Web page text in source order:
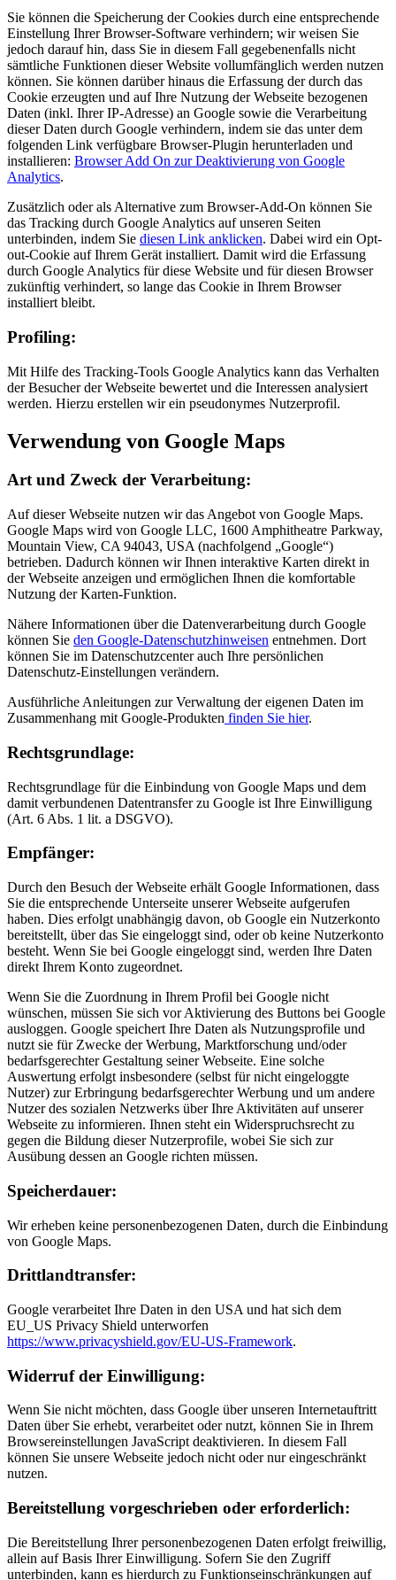
Sie können die Speicherung der Cookies durch eine entsprechende
Einstellung Ihrer Browser-Software verhindern; wir weisen Sie
jedoch darauf hin, dass Sie in diesem Fall gegebenenfalls nicht
sämtliche Funktionen dieser Website vollumfänglich werden nutzen
können. Sie können darüber hinaus die Erfassung der durch das
Cookie erzeugten und auf Ihre Nutzung der Webseite bezogenen
Daten (inkl. Ihrer IP-Adresse) an Google sowie die Verarbeitung
dieser Daten durch Google verhindern, indem sie das unter dem
folgenden Link verfügbare Browser-Plugin herunterladen und
installieren: Browser Add On zur Deaktivierung von Google
Analytics.
Zusätzlich oder als Alternative zum Browser-Add-On können Sie
das Tracking durch Google Analytics auf unseren Seiten
unterbinden, indem Sie diesen Link anklicken. Dabei wird ein Opt-
out-Cookie auf Ihrem Gerät installiert. Damit wird die Erfassung
durch Google Analytics für diese Website und für diesen Browser
zukünftig verhindert, so lange das Cookie in Ihrem Browser
installiert bleibt.
Profiling:
Mit Hilfe des Tracking-Tools Google Analytics kann das Verhalten
der Besucher der Webseite bewertet und die Interessen analysiert
werden. Hierzu erstellen wir ein pseudonymes Nutzerprofil.
Verwendung von Google Maps
Art und Zweck der Verarbeitung:
Auf dieser Webseite nutzen wir das Angebot von Google Maps.
Google Maps wird von Google LLC, 1600 Amphitheatre Parkway,
Mountain View, CA 94043, USA (nachfolgend „Google“)
betrieben. Dadurch können wir Ihnen interaktive Karten direkt in
der Webseite anzeigen und ermöglichen Ihnen die komfortable
Nutzung der Karten-Funktion.
Nähere Informationen über die Datenverarbeitung durch Google
können Sie den Google-Datenschutzhinweisen entnehmen. Dort
können Sie im Datenschutzcenter auch Ihre persönlichen
Datenschutz-Einstellungen verändern.
Ausführliche Anleitungen zur Verwaltung der eigenen Daten im
Zusammenhang mit Google-Produkten finden Sie hier.
Rechtsgrundlage:
Rechtsgrundlage für die Einbindung von Google Maps und dem
damit verbundenen Datentransfer zu Google ist Ihre Einwilligung
(Art. 6 Abs. 1 lit. a DSGVO).
Empfänger:
Durch den Besuch der Webseite erhält Google Informationen, dass
Sie die entsprechende Unterseite unserer Webseite aufgerufen
haben. Dies erfolgt unabhängig davon, ob Google ein Nutzerkonto
bereitstellt, über das Sie eingeloggt sind, oder ob keine Nutzerkonto
besteht. Wenn Sie bei Google eingeloggt sind, werden Ihre Daten
direkt Ihrem Konto zugeordnet.
Wenn Sie die Zuordnung in Ihrem Profil bei Google nicht
wünschen, müssen Sie sich vor Aktivierung des Buttons bei Google
ausloggen. Google speichert Ihre Daten als Nutzungsprofile und
nutzt sie für Zwecke der Werbung, Marktforschung und/oder
bedarfsgerechter Gestaltung seiner Webseite. Eine solche
Auswertung erfolgt insbesondere (selbst für nicht eingeloggte
Nutzer) zur Erbringung bedarfsgerechter Werbung und um andere
Nutzer des sozialen Netzwerks über Ihre Aktivitäten auf unserer
Webseite zu informieren. Ihnen steht ein Widerspruchsrecht zu
gegen die Bildung dieser Nutzerprofile, wobei Sie sich zur
Ausübung dessen an Google richten müssen.
Speicherdauer:
Wir erheben keine personenbezogenen Daten, durch die Einbindung
von Google Maps.
Drittlandtransfer:
Google verarbeitet Ihre Daten in den USA und hat sich dem
EU_US Privacy Shield unterworfen
https://www.privacyshield.gov/EU-US-Framework.
Widerruf der Einwilligung:
Wenn Sie nicht möchten, dass Google über unseren Internetauftritt
Daten über Sie erhebt, verarbeitet oder nutzt, können Sie in Ihrem
Browsereinstellungen JavaScript deaktivieren. In diesem Fall
können Sie unsere Webseite jedoch nicht oder nur eingeschränkt
nutzen.
Bereitstellung vorgeschrieben oder erforderlich:
Die Bereitstellung Ihrer personenbezogenen Daten erfolgt freiwillig,
allein auf Basis Ihrer Einwilligung. Sofern Sie den Zugriff
unterbinden, kann es hierdurch zu Funktionseinschränkungen auf